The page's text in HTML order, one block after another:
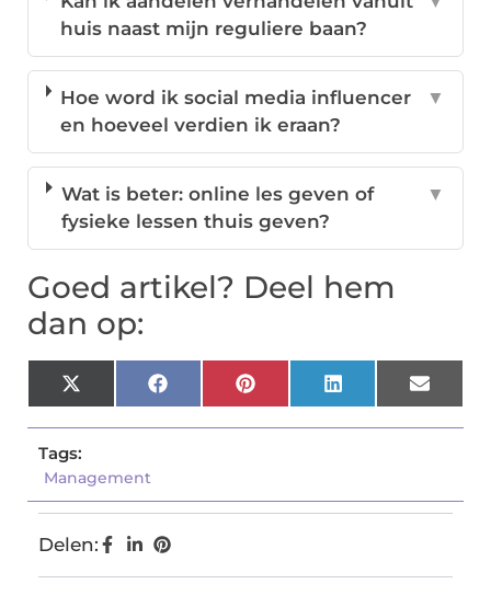
huis naast mijn reguliere baan?
Hoe word ik social media influencer
en hoeveel verdien ik eraan?
▼
Wat is beter: online les geven of
fysieke lessen thuis geven?
▼
Goed artikel? Deel hem
dan op:
X
(Twitter)
FacebookPinterestLinkedInEmail
Tags:
Management
Delen: